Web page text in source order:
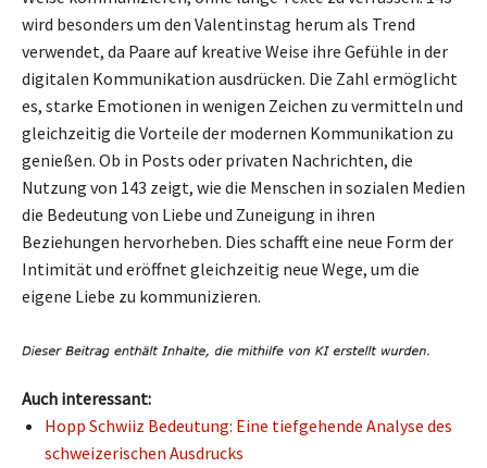
wird besonders um den Valentinstag herum als Trend
verwendet, da Paare auf kreative Weise ihre Gefühle in der
digitalen Kommunikation ausdrücken. Die Zahl ermöglicht
es, starke Emotionen in wenigen Zeichen zu vermitteln und
gleichzeitig die Vorteile der modernen Kommunikation zu
genießen. Ob in Posts oder privaten Nachrichten, die
Nutzung von 143 zeigt, wie die Menschen in sozialen Medien
die Bedeutung von Liebe und Zuneigung in ihren
Beziehungen hervorheben. Dies schafft eine neue Form der
Intimität und eröffnet gleichzeitig neue Wege, um die
eigene Liebe zu kommunizieren.
Auch interessant:
Hopp Schwiiz Bedeutung: Eine tiefgehende Analyse des
schweizerischen Ausdrucks